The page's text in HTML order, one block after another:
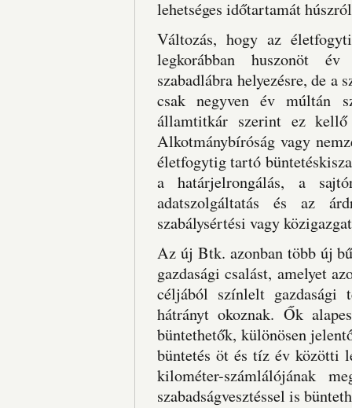
lehetséges időtartamát
Változás, hogy az
legkorábban huszonöt
szabadlábra helyezésre, de a
csak negyven év múltán
államtitkár szerint ez
Alkotmánybíróság vagy
életfogytig tartó
a határjelrongálás, a
adatszolgáltatás és az
szabálysértési vagy
Az új Btk. azonban több új
gazdasági csalást, amelyet
céljából színlelt gazdasági
hátrányt okoznak. Ők
büntethetők, különösen
büntetés öt és tíz év közötti
kilométer-számlálójának
szabadságvesztéssel is